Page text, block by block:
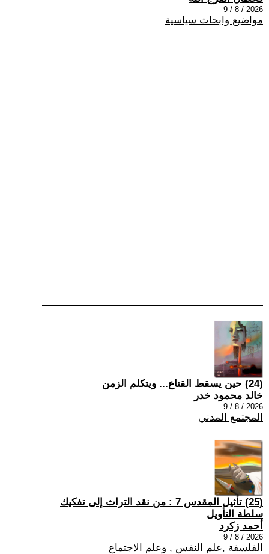
2026 / 8 / 9
مواضيع وابحاث سياسية
(24) حين يسقط القناع... ويتكلم الزمن
خالد محمود خدر
2026 / 8 / 9
المجتمع المدني
(25) تأثيل المقدس 7 : من نقد التراث إلى تفكيك
سلطة التأويل
أحمد زكرد
2026 / 8 / 9
الفلسفة ,علم النفس , وعلم الاجتماع